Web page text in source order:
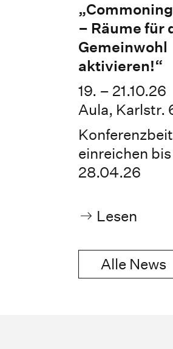
– Räume für
Gemeinwohl
aktivieren!“
19. – 21.10.26
Aula, Karlstr.
einreichen bis
28.04.26
Lesen
Alle News